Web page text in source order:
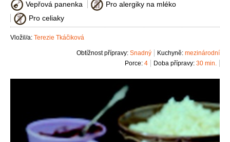
Vepřová panenka
Pro alergiky na mléko
Pro celiaky
Vložil/a: Terezie Tkáčiková
Kuchyně: mezinárodní
Obtížnost přípravy: Snadný
Doba přípravy: 30 min.
Porce: 4